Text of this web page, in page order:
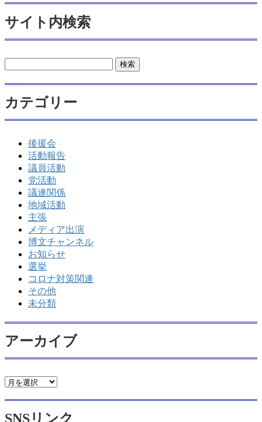
サイト内検索
カテゴリー
後援会
活動報告
議員活動
党活動
議連関係
地域活動
主張
メディア出演
博文チャンネル
お知らせ
選挙
コロナ対策関連
その他
未分類
アーカイブ
ア
イ
SNSリンク